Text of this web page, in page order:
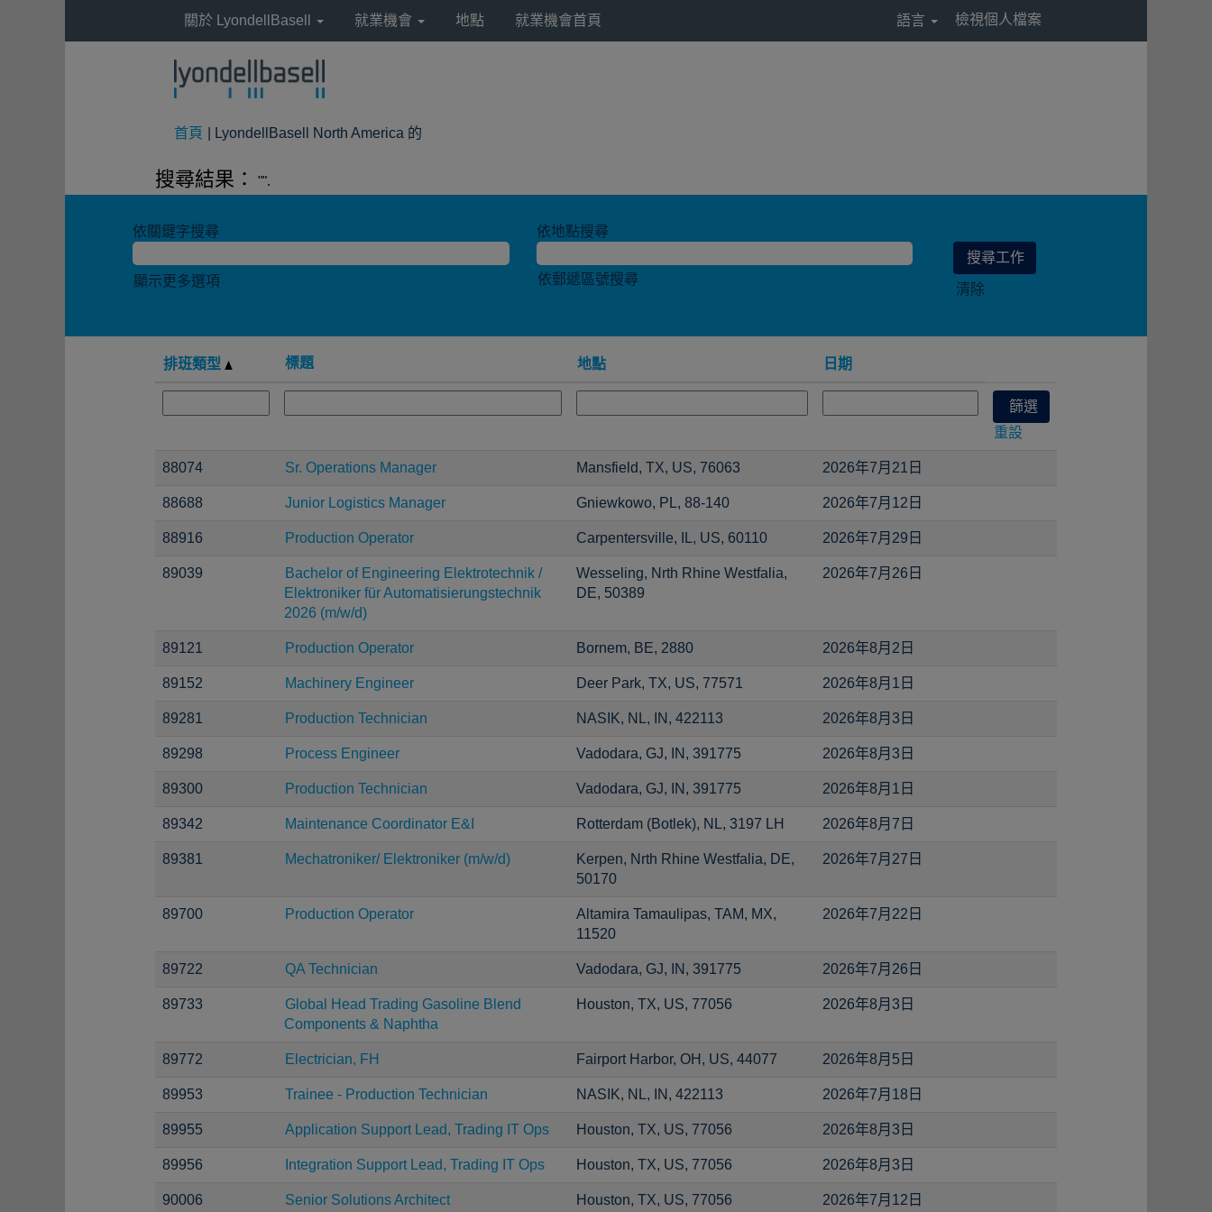
關於 LyondellBasell 就業機會 地點 就業機會首頁 語言 檢視個人檔案
首頁 LyondellBasell North America 的
面)
搜尋結果： "".
依關鍵字搜尋 依地點搜尋
依郵遞區號搜尋
顯示更多選項
清除
排班類型 標題 地點 日期
重設
88074 Sr. Operations Manager Mansfield, TX, US, 76063 2026年7月21日
88688 Junior Logistics Manager Gniewkowo, PL, 88-140 2026年7月12日
88916 Production Operator Carpentersville, IL, US, 60110 2026年7月29日
89039
Bachelor of Engineering Elektrotechnik /
Elektroniker für Automatisierungstechnik
2026 (m/w/d)
Wesseling, Nrth Rhine Westfalia,
DE, 50389
2026年7月26日
89121 Production Operator Bornem, BE, 2880 2026年8月2日
89152 Machinery Engineer Deer Park, TX, US, 77571 2026年8月1日
89281 Production Technician NASIK, NL, IN, 422113 2026年8月3日
89298 Process Engineer Vadodara, GJ, IN, 391775 2026年8月3日
89300 Production Technician Vadodara, GJ, IN, 391775 2026年8月1日
89342 Maintenance Coordinator E&I Rotterdam (Botlek), NL, 3197 LH 2026年8月7日
89381 Mechatroniker/ Elektroniker (m/w/d)
Kerpen, Nrth Rhine Westfalia, DE,
50170
2026年7月27日
89700 Production Operator
Altamira Tamaulipas, TAM, MX,
11520
2026年7月22日
89722 QA Technician Vadodara, GJ, IN, 391775 2026年7月26日
89733
Global Head Trading Gasoline Blend
Components & Naphtha
Houston, TX, US, 77056 2026年8月3日
89772 Electrician, FH Fairport Harbor, OH, US, 44077 2026年8月5日
89953 Trainee - Production Technician NASIK, NL, IN, 422113 2026年7月18日
89955 Application Support Lead, Trading IT Ops Houston, TX, US, 77056 2026年8月3日
89956 Integration Support Lead, Trading IT Ops Houston, TX, US, 77056 2026年8月3日
90006 Senior Solutions Architect Houston, TX, US, 77056 2026年7月12日